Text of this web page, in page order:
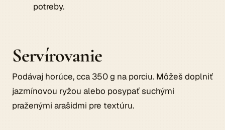
potreby.
Servírovanie
Podávaj horúce, cca 350 g na porciu. Môžeš doplniť
jazmínovou ryžou alebo posypať suchými
praženými arašidmi pre textúru.